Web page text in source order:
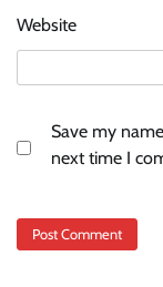
Website
Save my
next time I